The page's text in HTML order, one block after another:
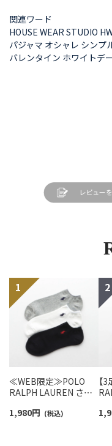
関連ワード
HOUSE WEAR STUDIO
パジャマ オシャレ シンプ
バレンタイン ホワイトデ
≪WEB限定≫POLO
RALPH LAUREN さら
スニーカー丈ソックス
1,980円 (税込)
【
ン